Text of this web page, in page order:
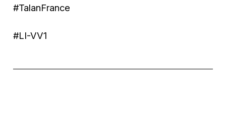
#TalanFrance
#LI-VV1